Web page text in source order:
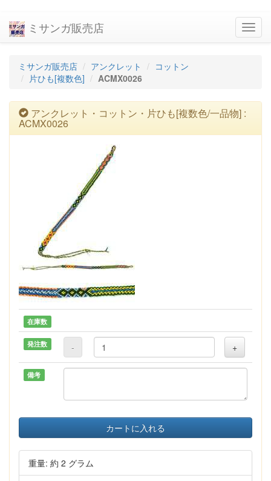
ミサンガ販売店
ミサンガ販売店 アンクレット
コットン
片ひも[複数色]
ACMX0026
アンクレット・コットン・片ひも[複数色/一品物] :
ACMX0026
在庫数
発注数 - +
備考
カートに入れる
重量: 約 2 グラム